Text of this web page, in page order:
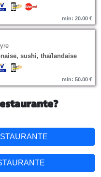
min: 20.00 €
sushi, thaïlandaise
min: 50.00 €